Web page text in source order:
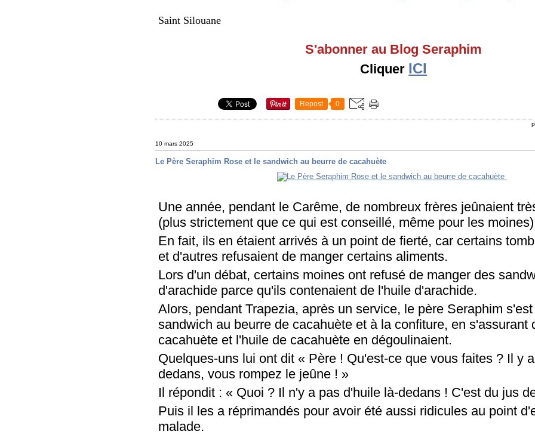
Saint Silouane
S'abonner au Blog Seraphim
Cliquer ICI
Repost 0
10 mars 2025
Le Père Seraphim Rose et le sandwich au beurre de cacahuète
Une année, pendant le Carême, de nombreux frères jeûnaient
(plus strictement que ce qui est conseillé, même pour les
En fait, ils en étaient arrivés à un point de fierté, car certains
et d'autres refusaient de manger certains aliments.
Lors d'un débat, certains moines ont refusé de manger des
d'arachide parce qu'ils contenaient de l'huile d'arachide.
Alors, pendant Trapezia, après un service, le père Seraphim
sandwich au beurre de cacahuète et à la confiture, en s'assurant
cacahuète et l'huile de cacahuète en dégoulinaient.
Quelques-uns lui ont dit « Père ! Qu'est-ce que vous faites ? Il y
dedans, vous rompez le jeûne ! »
Il répondit : « Quoi ? Il n'y a pas d'huile là-dedans ! C'est du jus
Puis il les a réprimandés pour avoir été aussi ridicules au point
malade.